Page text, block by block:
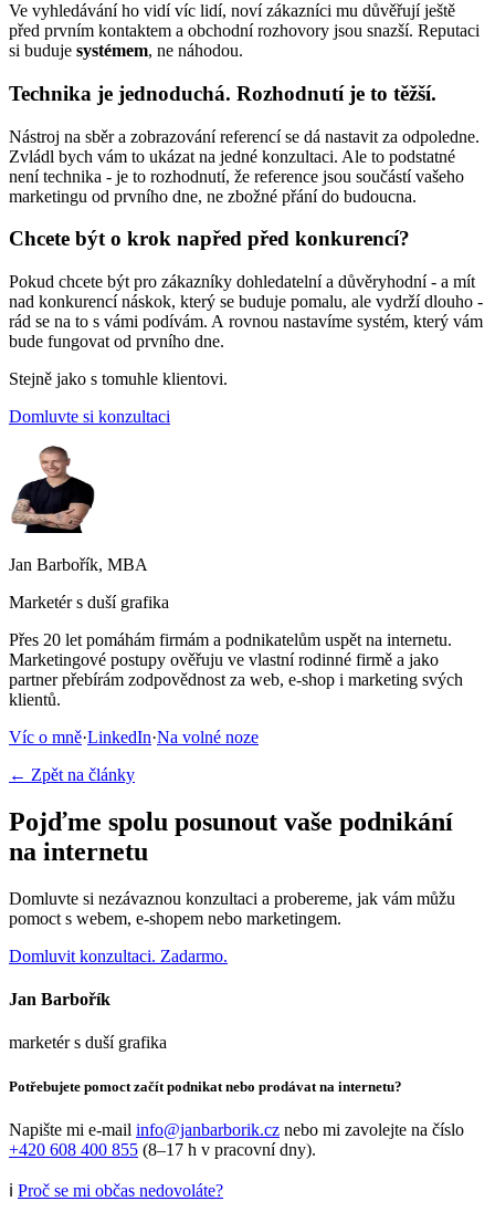
Ve vyhledávání ho vidí víc lidí, noví zákazníci mu důvěřují ještě
před prvním kontaktem a obchodní rozhovory jsou snazší. Reputaci
si buduje systémem, ne náhodou.
Technika je jednoduchá. Rozhodnutí je to těžší.
Nástroj na sběr a zobrazování referencí se dá nastavit za odpoledne.
Zvládl bych vám to ukázat na jedné konzultaci. Ale to podstatné
není technika - je to rozhodnutí, že reference jsou součástí vašeho
marketingu od prvního dne, ne zbožné přání do budoucna.
Chcete být o krok napřed před konkurencí?
Pokud chcete být pro zákazníky dohledatelní a důvěryhodní - a mít
nad konkurencí náskok, který se buduje pomalu, ale vydrží dlouho -
rád se na to s vámi podívám. A rovnou nastavíme systém, který vám
bude fungovat od prvního dne.
Stejně jako s tomuhle klientovi.
Domluvte si konzultaci
Jan Barbořík, MBA
Marketér s duší grafika
Přes 20 let pomáhám firmám a podnikatelům uspět na internetu.
Marketingové postupy ověřuju ve vlastní rodinné firmě a jako
partner přebírám zodpovědnost za web, e-shop i marketing svých
klientů.
Víc o mně·LinkedIn·Na volné noze
← Zpět na články
Pojďme spolu posunout vaše podnikání
na internetu
Domluvte si nezávaznou konzultaci a probereme, jak vám můžu
pomoct s webem, e-shopem nebo marketingem.
Domluvit konzultaci. Zadarmo.
Jan Barbořík
marketér s duší grafika
Potřebujete pomoct začít podnikat nebo prodávat na internetu?
Napište mi e-mail info@janbarborik.cz nebo mi zavolejte na číslo
+420 608 400 855 (8–17 h v pracovní dny).
ℹ️ Proč se mi občas nedovoláte?